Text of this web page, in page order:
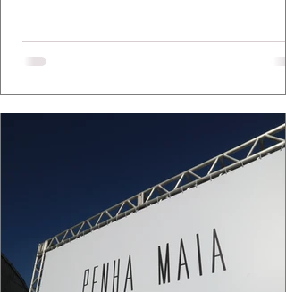
bolsa da Malu Pires, em uma composição
algo de intemporal em vestir o vento e
que ele conduza a cena. Cada dobra do
cada reflexo dourado da luz sobre a pe